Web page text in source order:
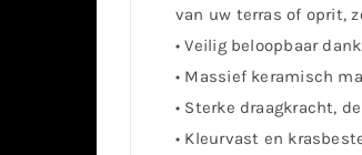
van uw terras of oprit,
• Veilig beloopbaar
• Massief keramisch
• Sterke draagkracht,
• Kleurvast en